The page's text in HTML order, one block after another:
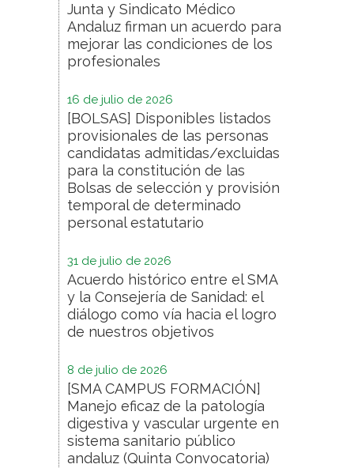
Junta y Sindicato Médico
Andaluz firman un acuerdo para
mejorar las condiciones de los
profesionales
16 de julio de 2026
[BOLSAS] Disponibles listados
provisionales de las personas
candidatas admitidas/excluidas
para la constitución de las
Bolsas de selección y provisión
temporal de determinado
personal estatutario
31 de julio de 2026
Acuerdo histórico entre el SMA
y la Consejería de Sanidad: el
diálogo como vía hacia el logro
de nuestros objetivos
8 de julio de 2026
[SMA CAMPUS FORMACIÓN]
Manejo eficaz de la patología
digestiva y vascular urgente en
sistema sanitario público
andaluz (Quinta Convocatoria)